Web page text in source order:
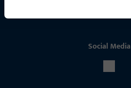
Social Media